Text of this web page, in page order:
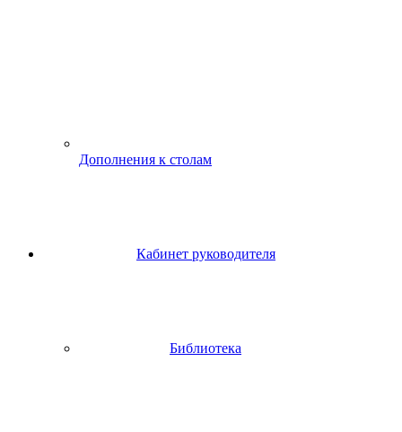
Дополнения к столам
Кабинет руководителя
Библиотека